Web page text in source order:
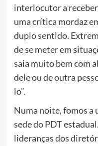
interlocutor a
uma crítica mordaz
duplo sentido.
de se meter em
saia muito bem com
dele ou de outra
lo”.
Numa noite, fomos a
sede do PDT
lideranças dos